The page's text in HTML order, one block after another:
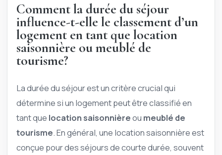
Comment la durée du séjour
influence-t-elle le classement d’un
logement en tant que location
saisonnière ou meublé de
tourisme?
La durée du séjour est un critère crucial qui
détermine si un logement peut être classifié en
tant que location saisonnièreou meublé de
tourisme. En général, une location saisonnière est
conçue pour des séjours de courte durée, souvent